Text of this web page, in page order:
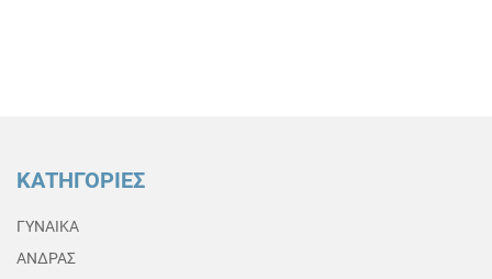
ΚΑΤΗΓΟΡΙΕΣ
ΓΥΝΑΙΚΑ
ΑΝΔΡΑΣ